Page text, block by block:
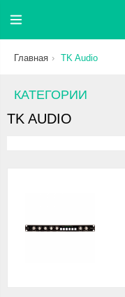
Главная TK Audio
КАТЕГОРИИ
TK AUDIO